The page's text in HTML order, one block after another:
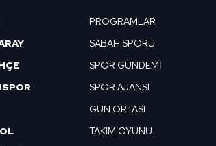
uyarınca hazırlanmış Aydınlatma
ilgili bilgi almak için lütfentıklayınız
PROGRAMLAR
SABAH SPORU
SPOR GÜNDEMİ
SPOR AJANSI
GÜN ORTASI
TAKIM OYUNU